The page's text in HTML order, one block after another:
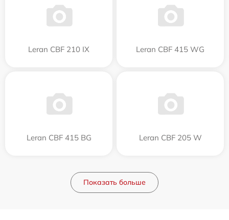
Leran CBF 210 IX Leran CBF 415 WG
Leran CBF 415 BG Leran CBF 205 W
Показать больше